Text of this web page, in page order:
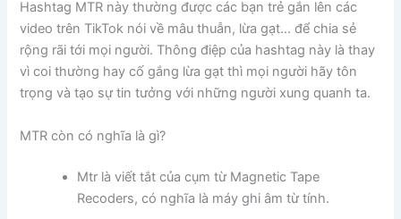
Hashtag MTR này thường được các bạn trẻ gắn lên các
video trên TikTok nói về mâu thuẫn, lừa gạt… để chia sẻ
rộng rãi tới mọi người. Thông điệp của hashtag này là thay
vì coi thường hay cố gắng lừa gạt thì mọi người hãy tôn
trọng và tạo sự tin tưởng với những người xung quanh ta.
MTR còn có nghĩa là gì?
Mtr là viết tắt của cụm từ Magnetic Tape
Recoders, có nghĩa là máy ghi âm từ tính.